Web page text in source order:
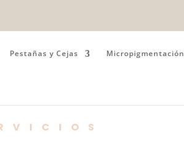
Pestañas y Cejas Micropigmentación